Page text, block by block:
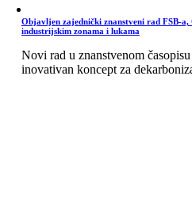
Objavljen zajednički znanstveni rad FSB-
industrijskim zonama i lukama
Novi rad u znanstvenom
inovativan koncept za